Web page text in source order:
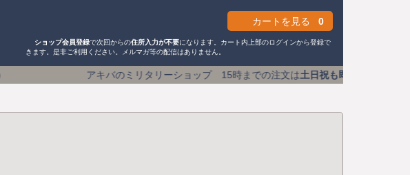
カートを見る 0
ショップ会員登録で次回からの住所入力が不要になります。カート内上部のログインから登録で
きます。是非ご利用ください。メルマガ等の配信はありません。
リタリーショップ 15時までの注文は 土日祝も即日発送送料590円 (1万円以